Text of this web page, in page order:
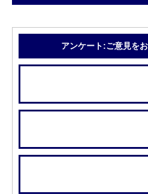
アンケート:ご意見を